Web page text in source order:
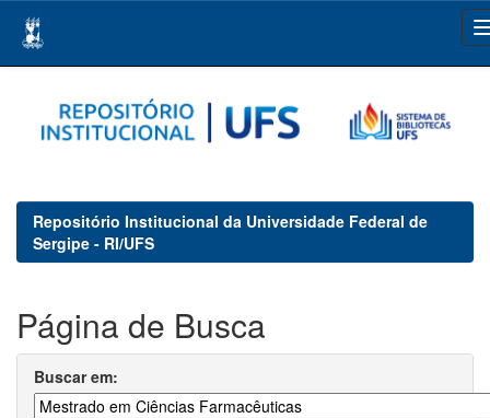
navigation
Repositório Institucional da Universidade Federal de
Sergipe - RI/UFS
Página de Busca
Buscar em: